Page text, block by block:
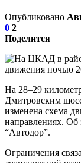
Опубликовано
0 2
Поделится
На 28–29
Дмитровским
изменена схема
направлениях. Об
“Автодор”.
Ограничения